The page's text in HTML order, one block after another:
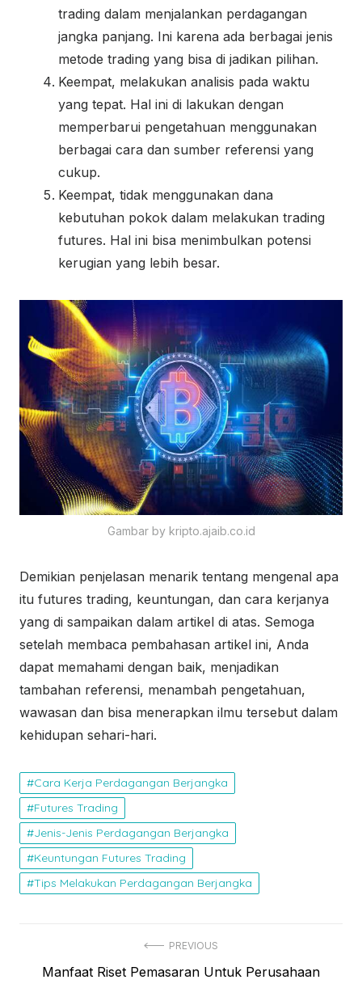
trading dalam menjalankan perdagangan
jangka panjang. Ini karena ada berbagai jenis
metode trading yang bisa di jadikan pilihan.
Keempat, melakukan analisis pada waktu
yang tepat. Hal ini di lakukan dengan
memperbarui pengetahuan menggunakan
berbagai cara dan sumber referensi yang
cukup.
Keempat, tidak menggunakan dana
kebutuhan pokok dalam melakukan trading
futures. Hal ini bisa menimbulkan potensi
kerugian yang lebih besar.
Gambar by kripto.ajaib.co.id
Demikian penjelasan menarik tentang mengenal apa
itu futures trading, keuntungan, dan cara kerjanya
yang di sampaikan dalam artikel di atas. Semoga
setelah membaca pembahasan artikel ini, Anda
dapat memahami dengan baik, menjadikan
tambahan referensi, menambah pengetahuan,
wawasan dan bisa menerapkan ilmu tersebut dalam
kehidupan sehari-hari.
Cara Kerja Perdagangan Berjangka
Futures Trading
Jenis-Jenis Perdagangan Berjangka
Keuntungan Futures Trading
Tips Melakukan Perdagangan Berjangka
PREVIOUS
P
Manfaat Riset Pemasaran Untuk Perusahaan